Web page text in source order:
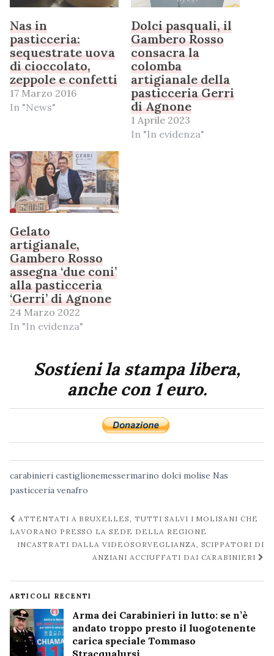
Nas in
pasticceria:
sequestrate uova
di cioccolato,
zeppole e confetti
17 Marzo 2016
In "News"
Dolci pasquali, il
Gambero Rosso
consacra la
colomba
artigianale della
pasticceria Gerri
di Agnone
1 Aprile 2023
In "In evidenza"
Gelato
artigianale,
Gambero Rosso
assegna ‘due coni’
alla pasticceria
‘Gerri’ di Agnone
24 Marzo 2022
In "In evidenza"
Sostieni la stampa libera,
anche con 1 euro.
carabinieri castiglionemessermarino dolci molise Nas
pasticceria venafro
Navigazione
post
ATTENTATI A BRUXELLES, TUTTI SALVI I MOLISANI CHE
LAVORANO PRESSO LA SEDE DELLA REGIONE
INCASTRATI DALLA VIDEOSORVEGLIANZA, SCIPPATORI DI
ANZIANI ACCIUFFATI DAI CARABINIERI
ARTICOLI RECENTI
Arma dei Carabinieri in lutto: se n’è
andato troppo presto il luogotenente
carica speciale Tommaso